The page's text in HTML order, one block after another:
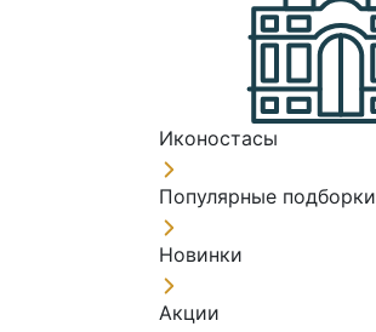
Иконостасы
Популярные подборки
Новинки
Акции